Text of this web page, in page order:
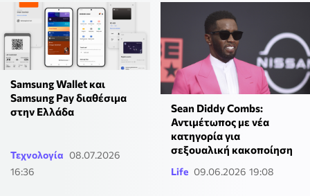
Samsung Wallet και
Samsung Pay διαθέσιμα
στην Ελλάδα
Τεχνολογία 08.07.2026
16:36
Sean Diddy Combs:
Αντιμέτωπος με νέα
κατηγορία για
σεξουαλική κακοποίηση
Life 09.06.2026 19:08